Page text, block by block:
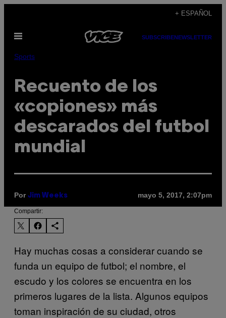
contenido
+ ESPAÑOL
Abrir
SUBSCRIBENEWSLETTER
Sports
Recuento de los
«copiones» más
descarados del futbol
mundial
Por Jim Weeks mayo 5, 2017, 2:07pm
Compartir:
Hay muchas cosas a considerar cuando se
funda un equipo de futbol; el nombre, el
escudo y los colores se encuentra en los
primeros lugares de la lista. Algunos equipos
toman inspiración de su ciudad, otros